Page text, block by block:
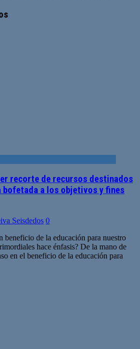
recorte de recursos destinados
bofetada a los objetivos y fines
Seisdedos 0
beneficio de la educación para nuestro
hace énfasis? De la mano de
en el beneficio de la educación para